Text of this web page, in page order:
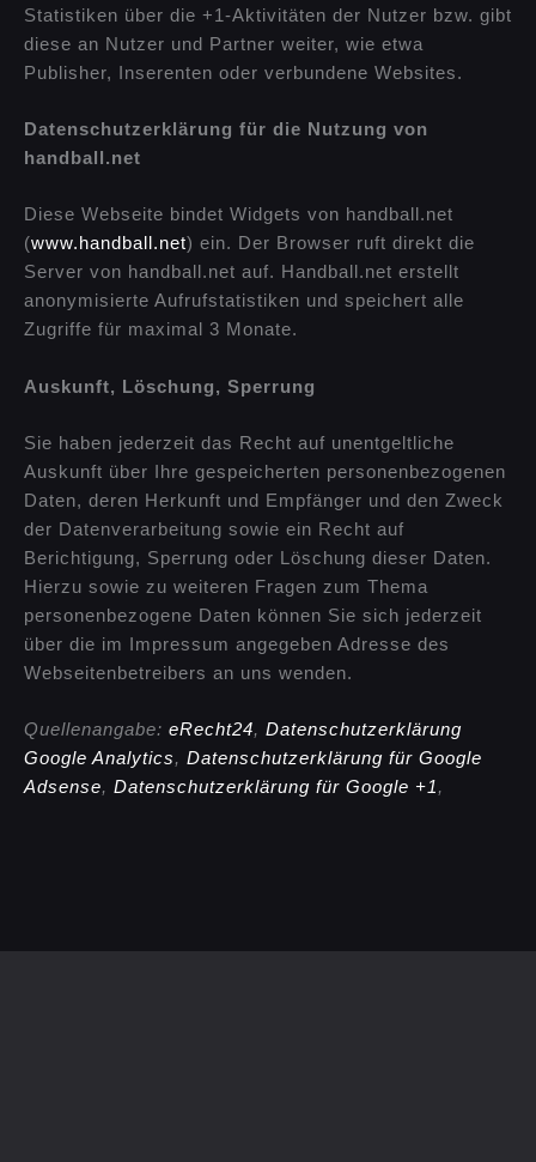
Statistiken über die +1-Aktivitäten der Nutzer bzw. gibt
diese an Nutzer und Partner weiter, wie etwa
Publisher, Inserenten oder verbundene Websites.
Datenschutzerklärung für die Nutzung von
handball.net
Diese Webseite bindet Widgets von handball.net
(www.handball.net) ein. Der Browser ruft direkt die
Server von handball.net auf. Handball.net erstellt
anonymisierte Aufrufstatistiken und speichert alle
Zugriffe für maximal 3 Monate.
Auskunft, Löschung, Sperrung
Sie haben jederzeit das Recht auf unentgeltliche
Auskunft über Ihre gespeicherten personenbezogenen
Daten, deren Herkunft und Empfänger und den Zweck
der Datenverarbeitung sowie ein Recht auf
Berichtigung, Sperrung oder Löschung dieser Daten.
Hierzu sowie zu weiteren Fragen zum Thema
personenbezogene Daten können Sie sich jederzeit
über die im Impressum angegeben Adresse des
Webseitenbetreibers an uns wenden.
Quellenangabe: eRecht24, Datenschutzerklärung
Google Analytics, Datenschutzerklärung für Google
Adsense, Datenschutzerklärung für Google +1,